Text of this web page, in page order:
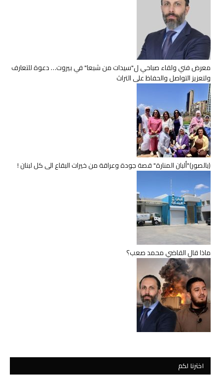
معرض فني ولقاء صباحي ل"سيدات من شبعا" في بيروت… دعوة للتعارف
ولتعزيز التواصل والحفاظ على التراث
(بالصور)"ألبان المنارة" قصة جودة وعراقة من خيرات البقاع الى كل لبنان !
ماذا قال القاضي محمد صعب؟
اخترنا لكم